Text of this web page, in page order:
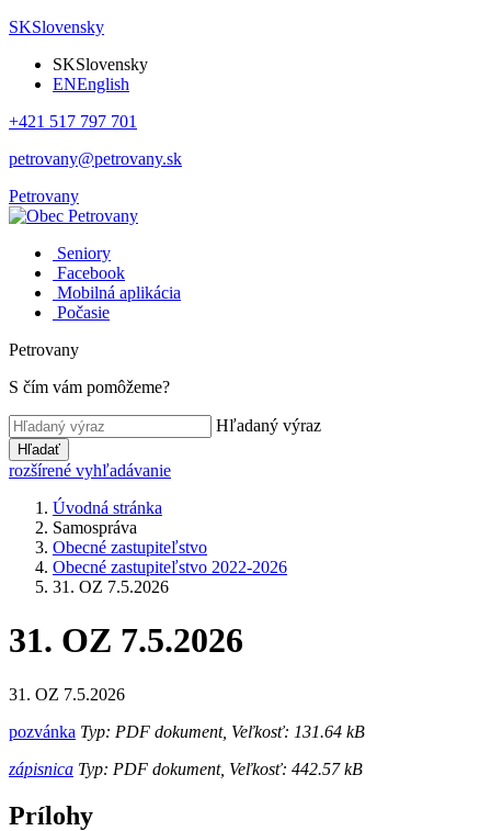
SKSlovensky
SKSlovensky
ENEnglish
+421 517 797 701
petrovany@petrovany.sk
Petrovany
Seniory
Facebook
Mobilná aplikácia
Počasie
Petrovany
S čím vám pomôžeme?
Hľadaný výraz
Hľadať
rozšírené vyhľadávanie
Úvodná stránka
Samospráva
Obecné zastupiteľstvo
Obecné zastupiteľstvo 2022-2026
31. OZ 7.5.2026
31. OZ 7.5.2026
31. OZ 7.5.2026
pozvánka Typ: PDF dokument, Veľkosť: 131.64 kB
zápisnica Typ: PDF dokument, Veľkosť: 442.57 kB
Prílohy